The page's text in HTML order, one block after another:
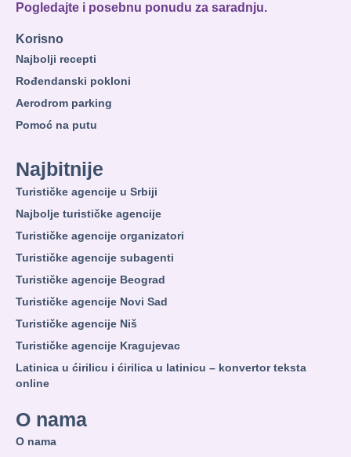
Pogledajte i posebnu ponudu za saradnju.
Korisno
Najbolji recepti
Rođendanski pokloni
Aerodrom parking
Pomoć na putu
Najbitnije
Turističke agencije u Srbiji
Najbolje turističke agencije
Turističke agencije organizatori
Turističke agencije subagenti
Turističke agencije Beograd
Turističke agencije Novi Sad
Turističke agencije Niš
Turističke agencije Kragujevac
Latinica u ćirilicu i ćirilica u latinicu – konvertor teksta
online
O nama
O nama